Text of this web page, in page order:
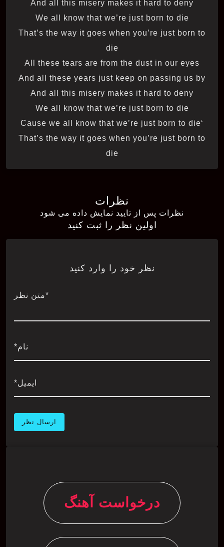
And all this misery makes it hard to deny
We all know that we’re just born to die
That’s the way it goes when you’re just born to
die
All these tears are from the dust in our eyes
And all these years just keep on passing us by
And all this misery makes it hard to deny
We all know that we’re just born to die
‘Cause we all know that we’re just born to die
That’s the way it goes when you’re just born to
die
نظرات
نظرات پس از تایید نمایش داده می شود
اولین نظر را ثبت کنید
نظر خود را وارد کنید
*متن نظر
نام*
ایمیل*
درخواست آهنگ